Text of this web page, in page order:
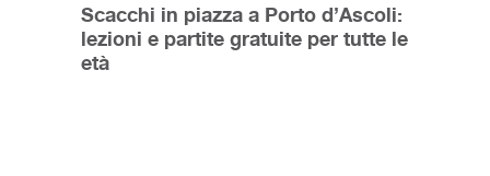
Scacchi in piazza a Porto d’Ascoli:
lezioni e partite gratuite per tutte le
età